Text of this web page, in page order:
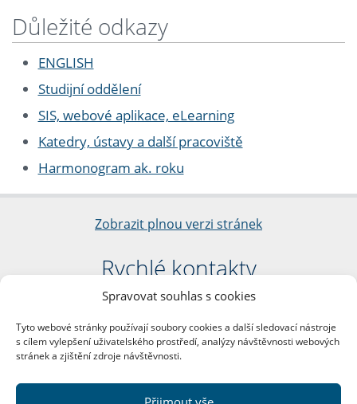
Spravovat souhlas s cookies
Tyto webové stránky používají soubory cookies a další sledovací nástroje
s cílem vylepšení uživatelského prostředí, analýzy návštěvnosti webových
stránek a zjištění zdroje návštěvnosti.
Důležité odkazy
ENGLISH
Studijní oddělení
SIS, webové aplikace, eLearning
Katedry, ústavy a další pracoviště
Harmonogram ak. roku
Zobrazit plnou verzi stránek
Rychlé kontakty
Filozofická fakulta
nám. Jana Palacha 1/2
116 38 Praha 1
DIČ: CZ00216208